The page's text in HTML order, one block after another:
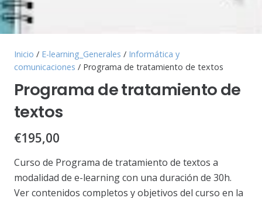
Inicio / E-learning_Generales / Informática y
comunicaciones / Programa de tratamiento de textos
Programa de tratamiento de
textos
€195,00
Curso de Programa de tratamiento de textos a
modalidad de e-learning con una duración de 30h.
Ver contenidos completos y objetivos del curso en la